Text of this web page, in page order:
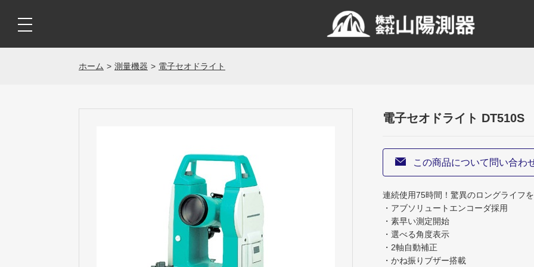
ホーム 測量機器 電子セオドライト
電子セオドライト DT510S
この商品について問い合わ
連続使用75時間！驚異のロングライフ
・アブソリュートエンコーダ採用
・素早い測定開始
・選べる角度表示
・2軸自動補正
・かね振りブザー搭載